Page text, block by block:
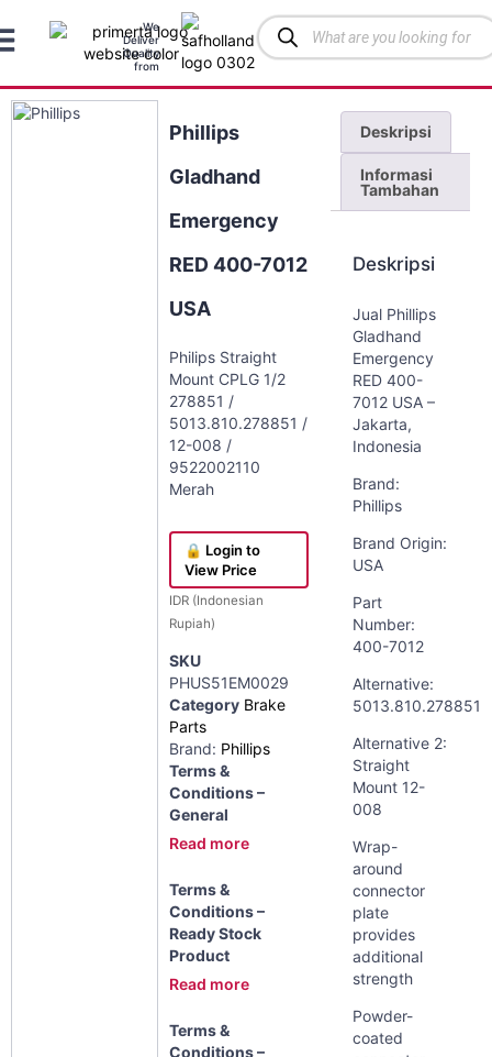
We
Deliver
Quality
from
Phillips
Gladhand
Emergency
RED 400-7012
USA
Philips Straight
Mount CPLG 1/2
278851 /
5013.810.278851 /
12-008 /
9522002110
Merah
🔒 Login to
View Price
IDR (Indonesian
Rupiah)
SKU
PHUS51EM0029
Category Brake
Parts
Brand: Phillips
Terms &
Conditions –
General
Read more
Terms &
Conditions –
Ready Stock
Product
Read more
Terms &
Conditions –
Deskripsi
Informasi
Tambahan
Deskripsi
Jual Phillips
Gladhand
Emergency
RED 400-
7012 USA –
Jakarta,
Indonesia
Brand:
Phillips
Brand Origin:
USA
Part
Number:
400-7012
Alternative:
5013.810.278851
Alternative 2:
Straight
Mount 12-
008
Wrap-
around
connector
plate
provides
additional
strength
Powder-
coated